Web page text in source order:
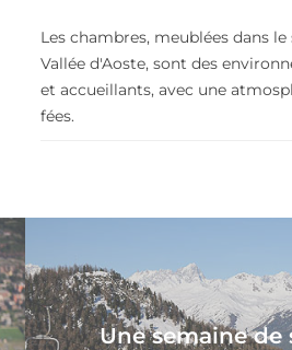
Les chambres, meublées dans
Vallée d'Aoste, sont des
et accueillants, avec une
fées.
Une semaine de